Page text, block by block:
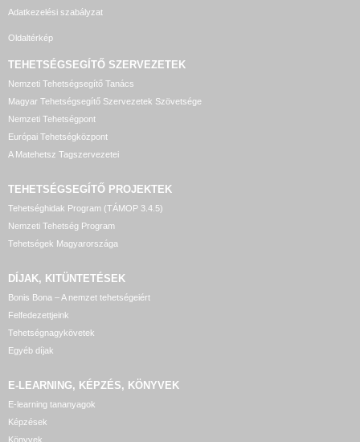
Adatkezelési szabályzat
Oldaltérkép
TEHETSÉGSEGÍTŐ SZERVEZETEK
Nemzeti Tehetségsegítő Tanács
Magyar Tehetségsegítő Szervezetek Szövetsége
Nemzeti Tehetségpont
Európai Tehetségközpont
A Matehetsz Tagszervezetei
TEHETSÉGSEGÍTŐ PROJEKTEK
Tehetséghidak Program (TÁMOP 3.4.5)
Nemzeti Tehetség Program
Tehetségek Magyarországa
DÍJAK, KITÜNTETÉSEK
Bonis Bona – A nemzet tehetségeiért
Felfedezettjeink
Tehetségnagykövetek
Egyéb díjak
E-LEARNING, KÉPZÉS, KÖNYVEK
E-learning tananyagok
Képzések
Könyvek